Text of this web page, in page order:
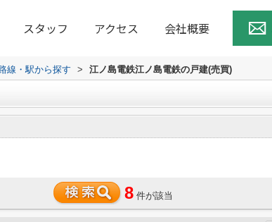
スタッフ アクセス 会社概要
線・駅から探す > 江ノ島電鉄江ノ島電鉄の戸建(売買)
8 件が該当